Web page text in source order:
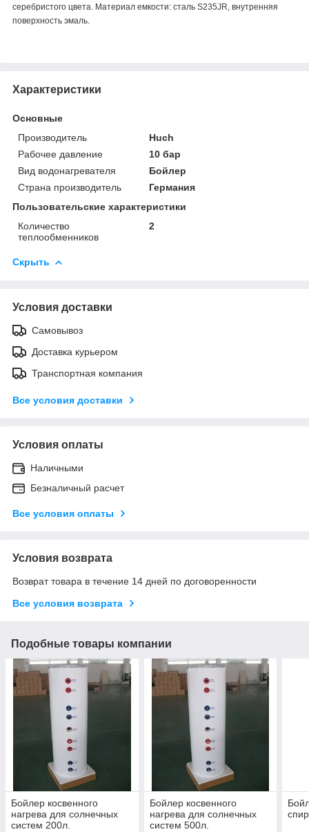
серебристого цвета. Материал емкости: сталь S235JR, внутренняя
поверхность эмаль.
Характеристики
Основные
Производитель
Huch
Рабочее давление
10 бар
Вид водонагревателя
Бойлер
Страна производитель
Германия
Пользовательские характеристики
Количество
теплообменников
2
Скрыть
Условия доставки
Самовывоз
Доставка курьером
Транспортная компания
Все условия доставки
Условия оплаты
Наличными
Безналичный расчет
Все условия оплаты
Условия возврата
Возврат товара в течение 14 дней по договоренности
Все условия возврата
Подобные товары компании
Бойлер косвенного
нагрева для солнечных
систем 200л.
Бойлер косвенного
нагрева для солнечных
систем 500л.